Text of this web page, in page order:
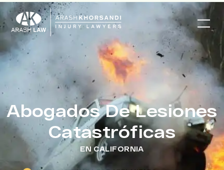
Abogados De Lesiones
Catastróficas
EN CALIFORNIA